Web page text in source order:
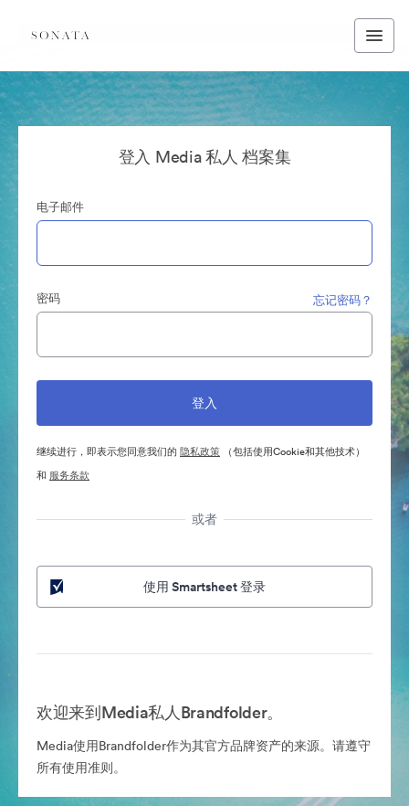
登入 Media 私人 档案集
电子邮件
密码 忘记密码？
继续进行，即表示您同意我们的 隐私政策 （包括使用Cookie和其他技术）
和 服务条款
或者
使用 Smartsheet 登录
欢迎来到Media私人Brandfolder。
Media使用Brandfolder作为其官方品牌资产的来源。请遵守
所有使用准则。